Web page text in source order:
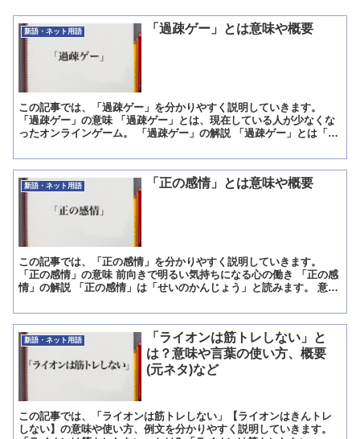
新語・ネット用語 「過疎ゲー」とは意味や概要
この記事では、「過疎ゲー」を分かりやすく説明していきます。
「過疎ゲー」の意味 「過疎ゲー」とは、現在している人が少なくな
ったオンラインゲーム。 「過疎ゲー」の解説 「過疎ゲー」とは「過
新語・ネット用語 「正の感情」とは意味や概要
この記事では、「正の感情」を分かりやすく説明していきます。
「正の感情」の意味 前向きで明るい気持ちになる心の働き 「正の感
情」の解説 「正の感情」は「せいのかんじょう」と読みます。 意味
新語・ネット用語
「ライオンは筋トレしない」と
は？意味や言葉の使い方、概要
(元ネタ)など
この記事では、「ライオンは筋トレしない」【ライオンはきんトレ
しない】の意味や使い方、例文を分かりやすく説明していきます。